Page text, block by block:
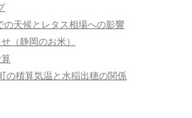
の天候とレタス相場への影響
（静岡のお米）
の積算気温と水稲出穂の関係